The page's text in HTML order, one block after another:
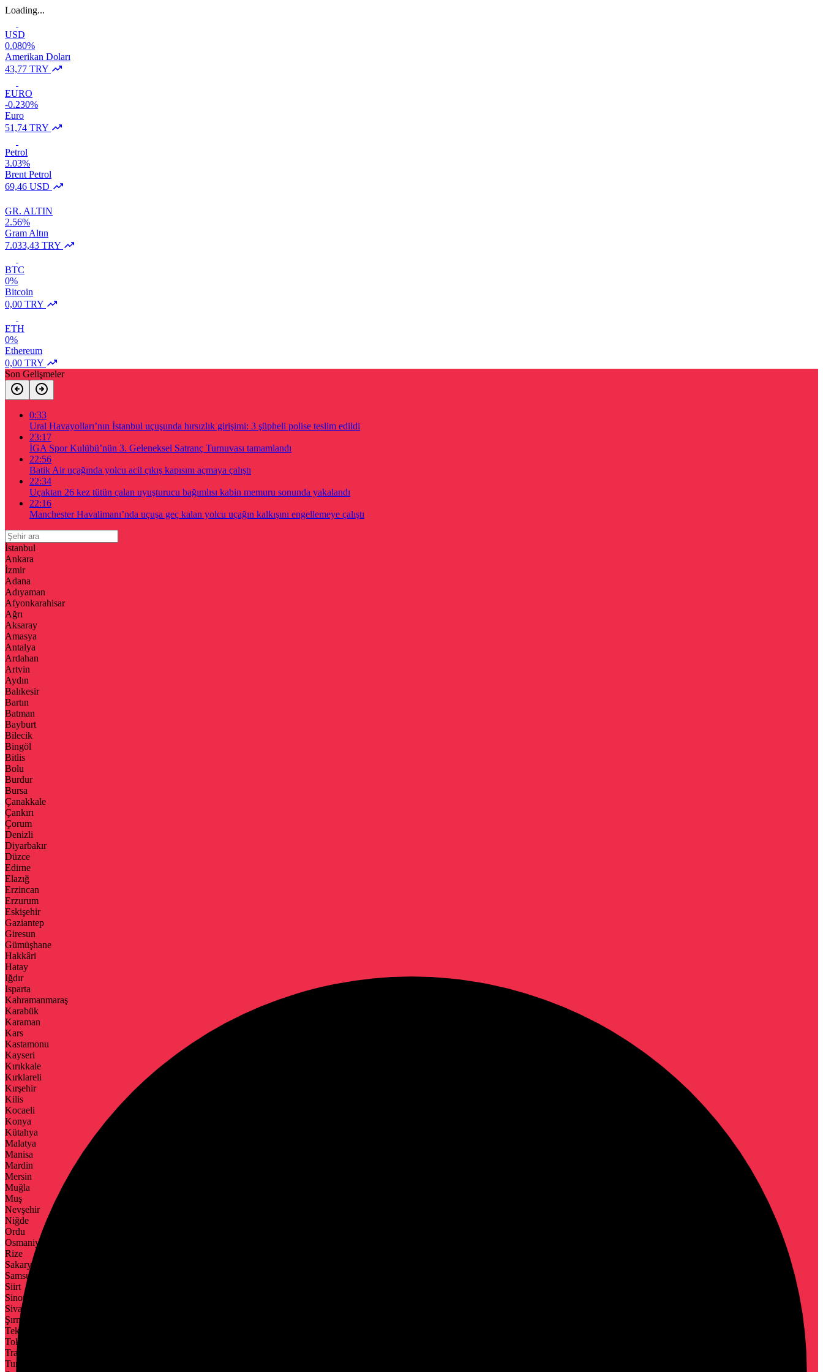
Loading...
USD
0.080%
Amerikan Doları
43,77 TRY
EURO
-0.230%
Euro
51,74 TRY
Petrol
3.03%
Brent Petrol
69,46 USD
GR. ALTIN
2.56%
Gram Altın
7.033,43 TRY
BTC
0%
Bitcoin
0,00 TRY
ETH
0%
Ethereum
0,00 TRY
Son Gelişmeler
0:33
Ural Havayolları’nın İstanbul uçuşunda hırsızlık girişimi: 3 şüpheli polise teslim edildi
23:17
İGA Spor Kulübü’nün 3. Geleneksel Satranç Turnuvası tamamlandı
22:56
Batik Air uçağında yolcu acil çıkış kapısını açmaya çalıştı
22:34
Uçaktan 26 kez tütün çalan uyuşturucu bağımlısı kabin memuru sonunda yakalandı
22:16
Manchester Havalimanı’nda uçuşa geç kalan yolcu uçağın kalkışını engellemeye çalıştı
İstanbul
Ankara
İzmir
Adana
Adıyaman
Afyonkarahisar
Ağrı
Aksaray
Amasya
Antalya
Ardahan
Artvin
Aydın
Balıkesir
Bartın
Batman
Bayburt
Bilecik
Bingöl
Bitlis
Bolu
Burdur
Bursa
Çanakkale
Çankırı
Çorum
Denizli
Diyarbakır
Düzce
Edirne
Elazığ
Erzincan
Erzurum
Eskişehir
Gaziantep
Giresun
Gümüşhane
Hakkâri
Hatay
Iğdır
Isparta
Kahramanmaraş
Karabük
Karaman
Kars
Kastamonu
Kayseri
Kırıkkale
Kırklareli
Kırşehir
Kilis
Kocaeli
Konya
Kütahya
Malatya
Manisa
Mardin
Mersin
Muğla
Muş
Nevşehir
Niğde
Ordu
Osmaniye
Rize
Sakarya
Samsun
Siirt
Sinop
Sivas
Şırnak
Tekirdağ
Tokat
Trabzon
Tunceli